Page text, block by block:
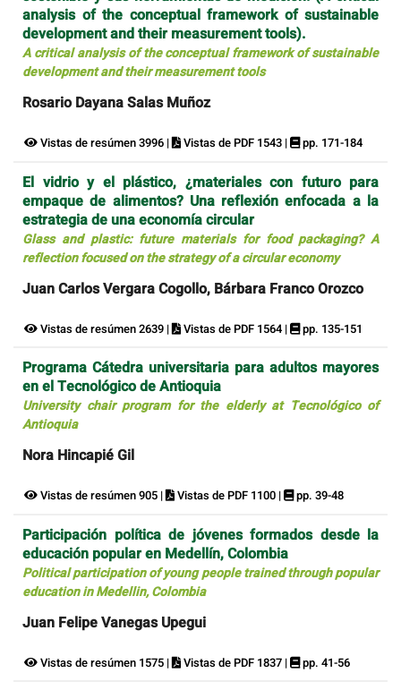
analysis of the conceptual framework of sustainable
development and their measurement tools).
A critical analysis of the conceptual framework of sustainable
development and their measurement tools
Rosario Dayana Salas Muñoz
Vistas de resúmen 3996 | Vistas de PDF 1543 | pp. 171-184
El vidrio y el plástico, ¿materiales con futuro para
empaque de alimentos? Una reflexión enfocada a la
estrategia de una economía circular
Glass and plastic: future materials for food packaging? A
reflection focused on the strategy of a circular economy
Juan Carlos Vergara Cogollo, Bárbara Franco Orozco
Vistas de resúmen 2639 | Vistas de PDF 1564 | pp. 135-151
Programa Cátedra universitaria para adultos mayores
en el Tecnológico de Antioquia
University chair program for the elderly at Tecnológico of
Antioquia
Nora Hincapié Gil
Vistas de resúmen 905 | Vistas de PDF 1100 | pp. 39-48
Participación política de jóvenes formados desde la
educación popular en Medellín, Colombia
Political participation of young people trained through popular
education in Medellin, Colombia
Juan Felipe Vanegas Upegui
Vistas de resúmen 1575 | Vistas de PDF 1837 | pp. 41-56